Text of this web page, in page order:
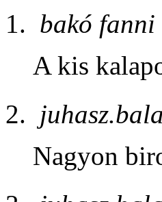
bakó fanni
A kis
Nagyon